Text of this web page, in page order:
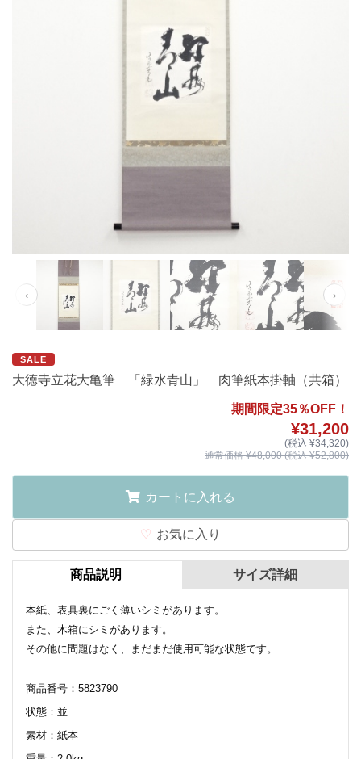
‹ ›
SALE
大徳寺立花大亀筆 「緑水青山」 肉筆紙本掛軸（共箱）
期間限定35％OFF！
¥31,200
(税込 ¥34,320)
通常価格 ¥48,000 (税込 ¥52,800)
カートに入れる
お気に入り
商品説明
本紙、表具裏にごく薄いシミがあります。
また、木箱にシミがあります。
その他に問題はなく、まだまだ使用可能な状態です。
商品番号：5823790
状態：並
素材：紙本
サイズ詳細